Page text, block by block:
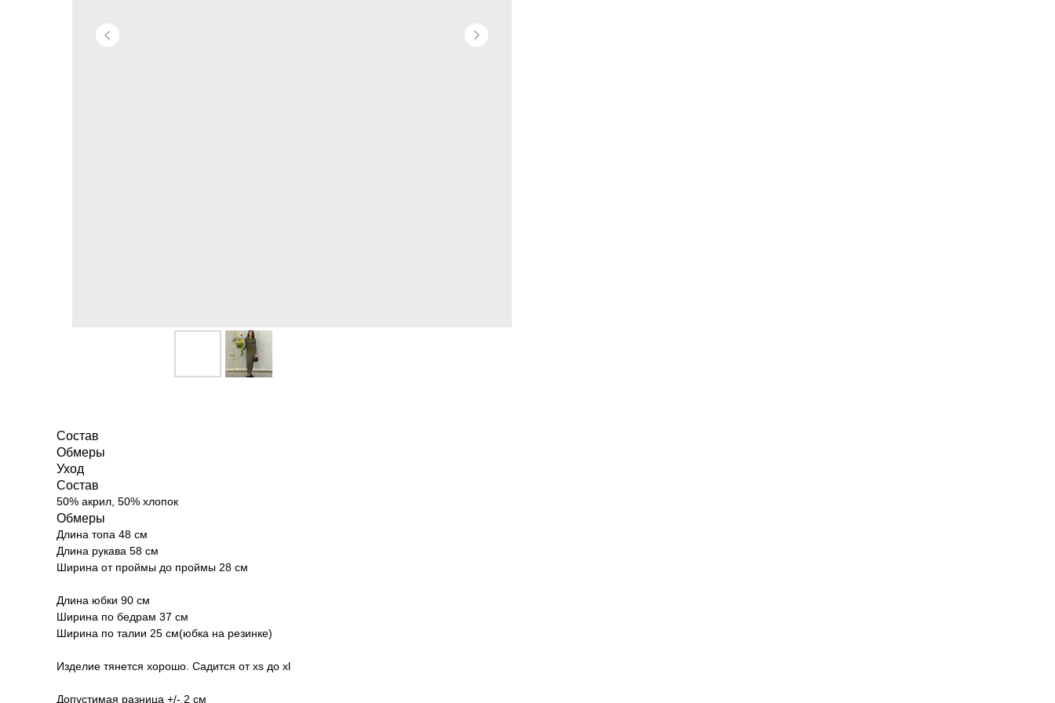
Состав
Обмеры
Уход
Состав
50% акрил, 50% хлопок
Обмеры
Длина топа 48 см
Длина рукава 58 см
Ширина от проймы до проймы 28 см
Длина юбки 90 см
Ширина по бедрам 37 см
Ширина по талии 25 см(юбка на резинке)
Изделие тянется хорошо. Садится от xs до xl
Допустимая разница +/- 2 см